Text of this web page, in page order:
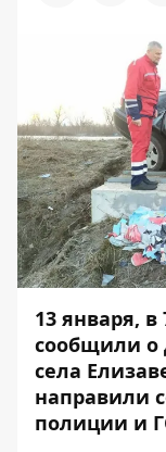
13 января,
сообщили о
села
направили
полиции и